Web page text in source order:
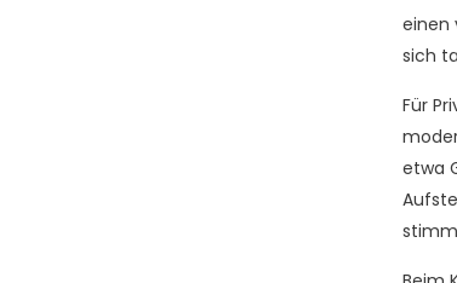
einen
sich
Für
etwa